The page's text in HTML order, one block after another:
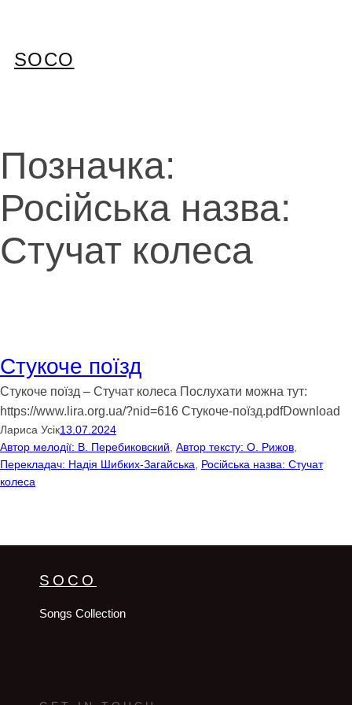
SOCO
Позначка:
Російська назва:
Стучат колеса
Стукоче поїзд
Стукоче поїзд – Стучат колеса Послухати можна тут:
https://www.lira.org.ua/?nid=616 Cтукоче-поїзд.pdfDownload
Лариса Усік13.07.2024
Автор мелодії: В. Перебиковский Автор тексту: О. Рижов
Перекладач: Надія Шибких-Загайська
Російська назва: Стучат
колеса
SOCO
Songs Collection